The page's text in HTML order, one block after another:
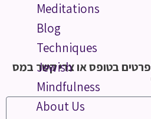
Meditations
Blog
Techniques
Jewish
Mindfulness
About Us
בטופס או צרי קשר במס